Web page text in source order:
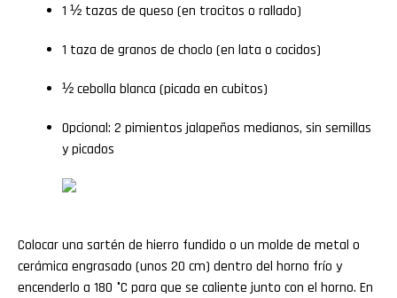
1 ½ tazas de queso (en trocitos o rallado)
1 taza de granos de choclo (en lata o cocidos)
½ cebolla blanca (picada en cubitos)
Opcional: 2 pimientos jalapeños medianos, sin semillas
y picados
Colocar una sartén de hierro fundido o un molde de metal o
cerámica engrasado (unos 20 cm) dentro del horno frío y
encenderlo a 180 °C para que se caliente junto con el horno. En